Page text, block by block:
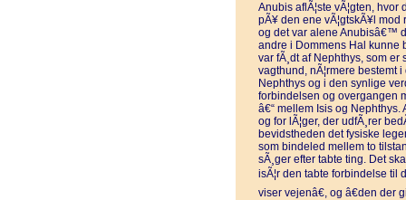
Anubis aflÃ¦ste vÃ¦gten,
pÃ¥ den ene vÃ¦gtskÃ¥l
og det var alene Anubisâ€™
andre i Dommens Hal kunne
var fÃ¸dt af Nephthys, som
vagthund, nÃ¦rmere bestemt
Nephthys og i den synlige
forbindelsen og overgangen
â€“ mellem Isis og
og for lÃ¦ger, der udfÃ¸rer
bevidstheden det fysiske
som bindeled mellem to
sÃ¸ger efter tabte ting. Det
isÃ¦r den tabte forbindelse til
viser vejenâ€, og â€den der